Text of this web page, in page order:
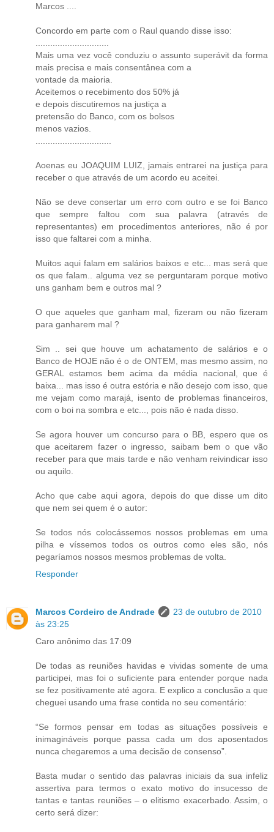
Marcos ....
Concordo em parte com o Raul quando disse isso:
Mais uma vez você conduziu o assunto superávit da forma
mais precisa e mais consentânea com a
vontade da maioria.
Aceitemos o recebimento dos 50% já
e depois discutiremos na justiça a
pretensão do Banco, com os bolsos
menos vazios.
Aoenas eu JOAQUIM LUIZ, jamais entrarei na justiça para
receber o que através de um acordo eu aceitei.
Não se deve consertar um erro com outro e se foi Banco
que sempre faltou com sua palavra (através de
representantes) em procedimentos anteriores, não é por
isso que faltarei com a minha.
Muitos aqui falam em salários baixos e etc... mas será que
os que falam.. alguma vez se perguntaram porque motivo
uns ganham bem e outros mal ?
O que aqueles que ganham mal, fizeram ou não fizeram
para ganharem mal ?
Sim .. sei que houve um achatamento de salários e o
Banco de HOJE não é o de ONTEM, mas mesmo assim, no
GERAL estamos bem acima da média nacional, que é
baixa... mas isso é outra estória e não desejo com isso, que
me vejam como marajá, isento de problemas financeiros,
com o boi na sombra e etc..., pois não é nada disso.
Se agora houver um concurso para o BB, espero que os
que aceitarem fazer o ingresso, saibam bem o que vão
receber para que mais tarde e não venham reivindicar isso
ou aquilo.
Acho que cabe aqui agora, depois do que disse um dito
que nem sei quem é o autor:
Se todos nós colocássemos nossos problemas em uma
pilha e víssemos todos os outros como eles são, nós
pegaríamos nossos mesmos problemas de volta.
Responder
Marcos Cordeiro de Andrade
23 de outubro de 2010
às 23:25
Caro anônimo das 17:09
De todas as reuniões havidas e vividas somente de uma
participei, mas foi o suficiente para entender porque nada
se fez positivamente até agora. E explico a conclusão a que
cheguei usando uma frase contida no seu comentário:
“Se formos pensar em todas as situações possíveis e
inimagináveis porque passa cada um dos aposentados
nunca chegaremos a uma decisão de consenso”.
Basta mudar o sentido das palavras iniciais da sua infeliz
assertiva para termos o exato motivo do insucesso de
tantas e tantas reuniões – o elitismo exacerbado. Assim, o
certo será dizer: